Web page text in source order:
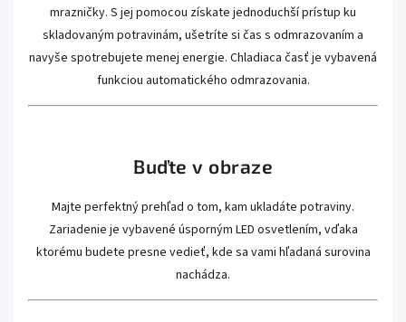
mrazničky. S jej pomocou získate jednoduchší prístup ku
skladovaným potravinám, ušetríte si čas s odmrazovaním a
navyše spotrebujete menej energie. Chladiaca časť je vybavená
funkciou automatického odmrazovania.
Buďte v obraze
Majte perfektný prehľad o tom, kam ukladáte potraviny.
Zariadenie je vybavené úsporným LED osvetlením, vďaka
ktorému budete presne vedieť, kde sa vami hľadaná surovina
nachádza.